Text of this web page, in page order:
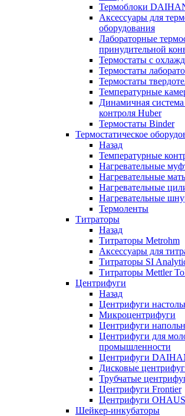
Термоблоки
Аксессуары для
оборудования
Лабораторные
принудительной
Термостаты с
Термостаты
Термостаты
Температурные
Динамичная
контроля Huber
Термостаты Binder
Термостатическое
Назад
Температурные
Нагревательные
Нагревательные
Нагревательные
Нагревательные
Термоленты
Титраторы
Назад
Титраторы Metrohm
Аксессуары для
Титраторы SI
Титраторы Mettler
Центрифуги
Назад
Центрифуги
Микроцентрифуги
Центрифуги
Центрифуги для
промышленности
Центрифуги
Дисковые
Трубчатые
Центрифуги Frontier
Центрифуги OHAUS
Шейкер-инкубаторы